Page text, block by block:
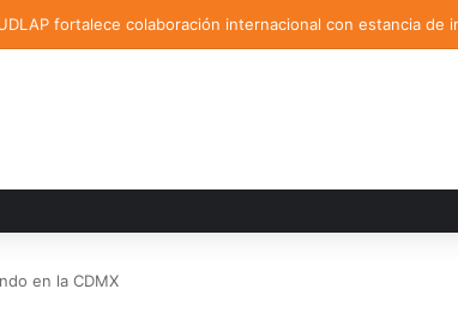
fortalece colaboración internacional con estancia de
en la CDMX